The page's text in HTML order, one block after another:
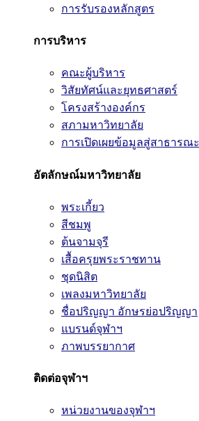
การรับรองหลักสูตร
การบริหาร
คณะผู้บริหาร
วิสัยทัศน์และยุทธศาสตร์
โครงสร้างองค์กร
สภามหาวิทยาลัย
การเปิดเผยข้อมูลสู่สาธารณะ
อัตลักษณ์มหาวิทยาลัย
พระเกี้ยว
สีชมพู
ต้นจามจุรี
เสื้อครุยพระราชทาน
ชุดนิสิต
เพลงมหาวิทยาลัย
ชื่อปริญญา อักษรย่อปริญญา
แบรนด์จุฬาฯ
ภาพบรรยากาศ
ติดต่อจุฬาฯ
หน่วยงานของจุฬาฯ